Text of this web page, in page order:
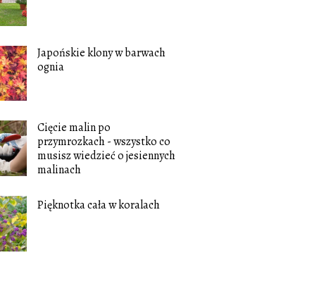
Japońskie klony w barwach
ognia
Cięcie malin po
przymrozkach - wszystko co
musisz wiedzieć o jesiennych
malinach
Pięknotka cała w koralach